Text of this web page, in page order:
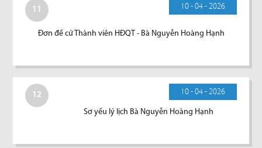
11 10 - 04 - 2026
Đơn đề cử Thành viên HĐQT - Bà Nguyễn Hoàng Hạnh
12 10 - 04 - 2026
Sơ yếu lý lịch Bà Nguyễn Hoàng Hạnh